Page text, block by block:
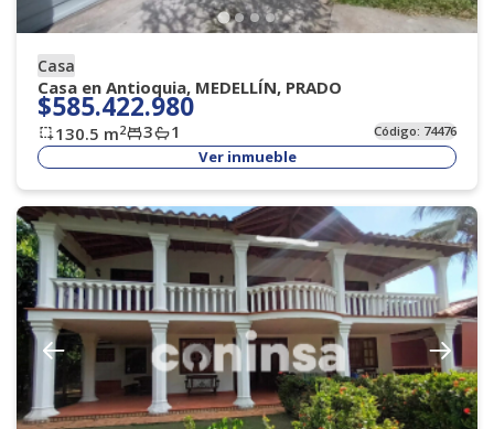
Casa
Casa en Antioquia, MEDELLÍN, PRADO
$585.422.980
130.5 m2 3 1 Código: 74476
Ver inmueble